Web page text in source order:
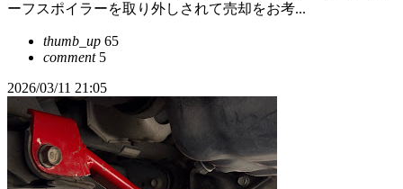
ーフスポイラーを取り外しされて売却をお考...
thumb_up 65
comment5
2026/03/11 21:05